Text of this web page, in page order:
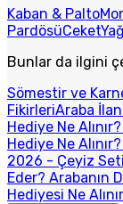
Kaban & Palto
PardösüCeket
Bunlar da ilgini
Sömestir ve
FikirleriAraba
Hediye Ne
Hediye Ne
2026 - Çeyiz
Eder? Arabanın
Hediyesi Ne